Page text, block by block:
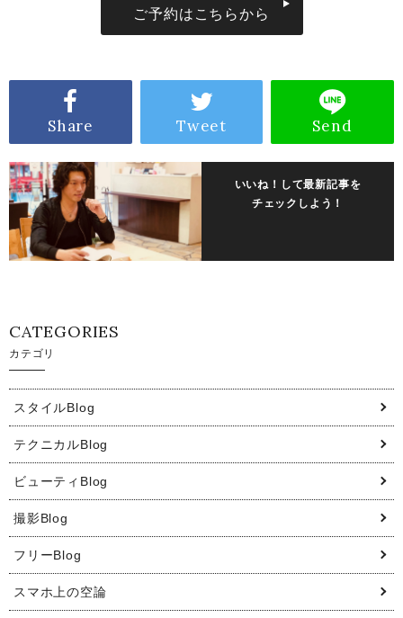
ご予約はこちらから
Share Tweet Send
いいね！して最新記事を
チェックしよう！
CATEGORIES
カテゴリ
スタイルBlog
テクニカルBlog
ビューティBlog
撮影Blog
フリーBlog
スマホ上の空論